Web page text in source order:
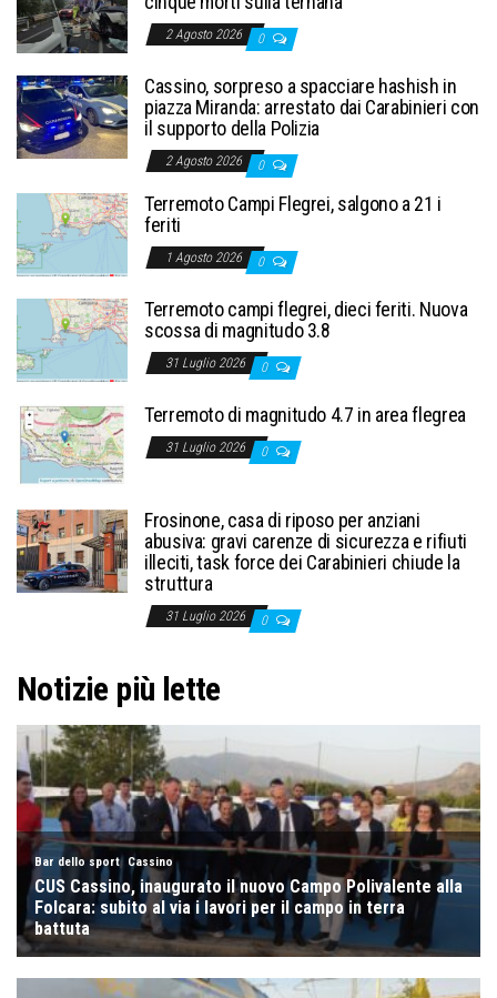
2 Agosto 2026 0
Cassino, sorpreso a spacciare hashish in
piazza Miranda: arrestato dai Carabinieri con
il supporto della Polizia
2 Agosto 2026 0
Terremoto Campi Flegrei, salgono a 21 i
feriti
1 Agosto 2026 0
Terremoto campi flegrei, dieci feriti. Nuova
scossa di magnitudo 3.8
31 Luglio 2026 0
Terremoto di magnitudo 4.7 in area flegrea
31 Luglio 2026 0
Frosinone, casa di riposo per anziani
abusiva: gravi carenze di sicurezza e rifiuti
illeciti, task force dei Carabinieri chiude la
struttura
31 Luglio 2026 0
Notizie più lette